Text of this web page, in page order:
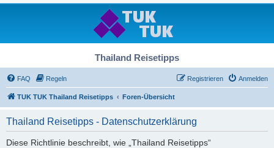
Thailand Reisetipps
FAQ Regeln Anmelden
Registrieren
TUK TUK Thailand Reisetipps Foren-Übersicht
Thailand Reisetipps - Datenschutzerklärung
Diese Richtlinie beschreibt, wie „Thailand Reisetipps“